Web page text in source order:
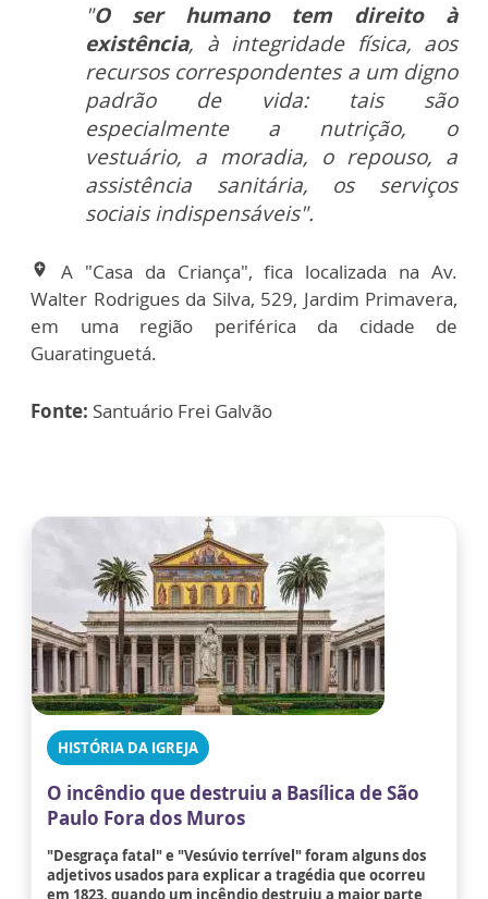
"O ser humano tem direito à
existência, à integridade física, aos
recursos correspondentes a um digno
padrão de vida: tais são
especialmente a nutrição, o
vestuário, a moradia, o repouso, a
assistência sanitária, os serviços
sociais indispensáveis".
add_location
A "Casa da Criança", fica localizada na Av.
Walter Rodrigues da Silva, 529, Jardim Primavera,
em uma região periférica da cidade de
Guaratinguetá.
Fonte: Santuário Frei Galvão
HISTÓRIA DA IGREJA
O incêndio que destruiu a Basílica de São
Paulo Fora dos Muros
"Desgraça fatal" e "Vesúvio terrível" foram alguns dos
adjetivos usados para explicar a tragédia que ocorreu
em 1823, quando um incêndio destruiu a maior parte